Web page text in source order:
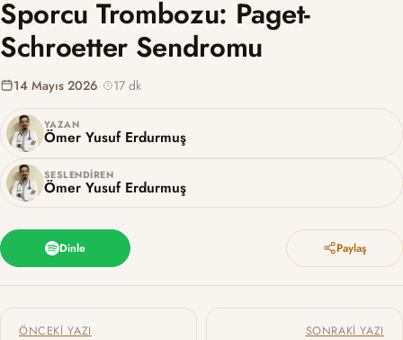
Sporcu Trombozu: Paget-
Schroetter Sendromu
YAZAN
Ömer Yusuf Erdurmuş
SESLENDIREN
Ömer Yusuf Erdurmuş
14 Mayıs 2026· 17 dk
Dinle Paylaş
Yazı gezinmesi
ÖNCEKI YAZI SONRAKI YAZI